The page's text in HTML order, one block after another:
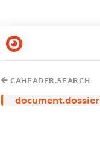
CAHEADER.SEARCH
document.dossier